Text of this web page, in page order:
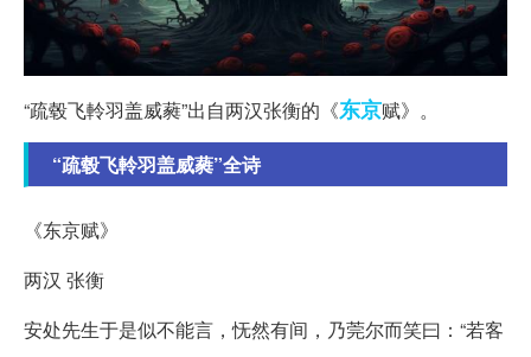
“疏毂飞軨羽盖威蕤”出自两汉张衡的《东京赋》。
“疏毂飞軨羽盖威蕤”全诗
《东京赋》
两汉 张衡
安处先生于是似不能言，怃然有间，乃莞尔而笑曰：“若客